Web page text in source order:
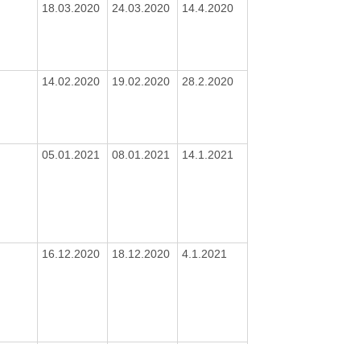
18.03.2020 24.03.2020 14.4.2020
14.02.2020 19.02.2020 28.2.2020
05.01.2021 08.01.2021 14.1.2021
16.12.2020 18.12.2020 4.1.2021